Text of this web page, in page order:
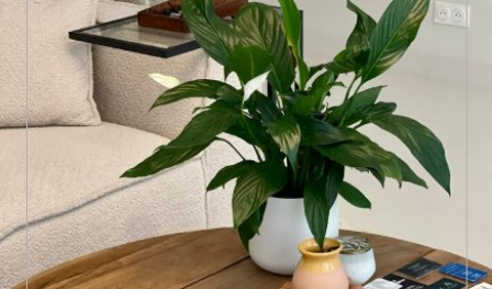
en partenariat avec des courtiers
professionnels et de confiance pour vous
proposer les conditions de financement
idéales.
La transaction :Nous sommes capables
de vous présenter la totalité des biens en
vente sur Nice et ses alentours.
L'architecture et la rénovation
collaborons avec les meilleurs architectes,
entreprises de rénovation et décorateurs